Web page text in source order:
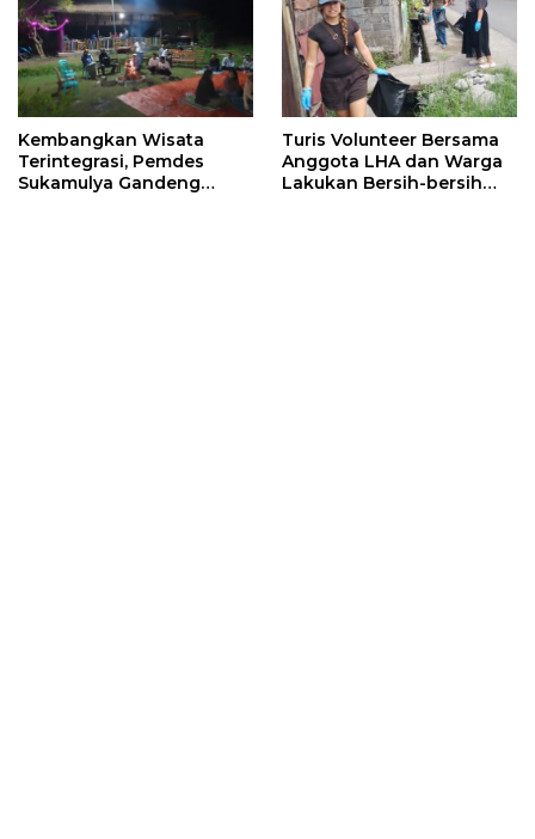
Kembangkan Wisata
Terintegrasi, Pemdes
Sukamulya Gandeng
Turis Volunteer Bersama
Anggota LHA dan Warga
Lakukan Bersih-bersih